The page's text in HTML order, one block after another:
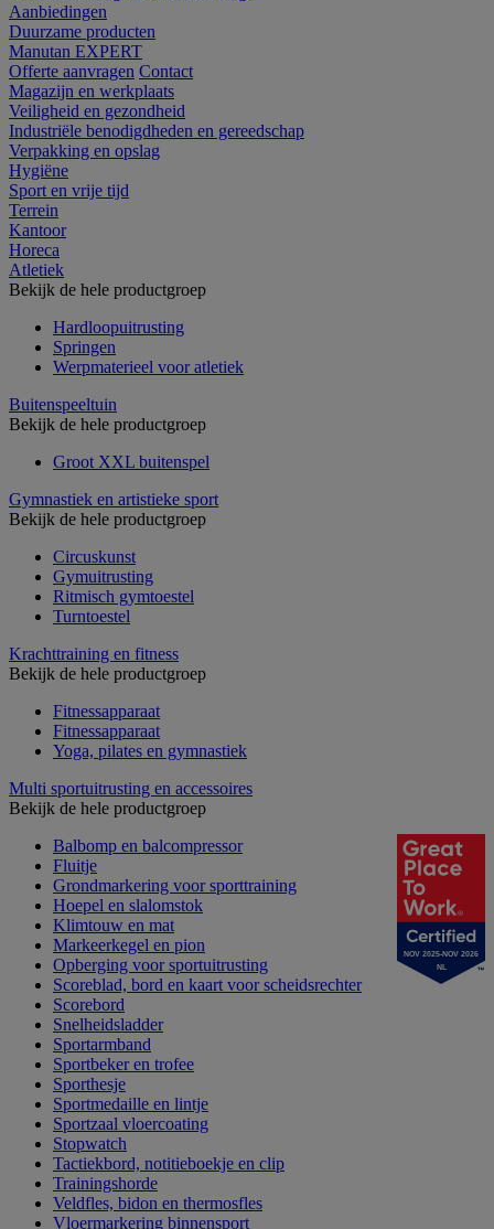
Aanbiedingen
Duurzame producten
Manutan EXPERT
Offerte aanvragen Contact
Magazijn en werkplaats
Veiligheid en gezondheid
Industriële benodigdheden en gereedschap
Verpakking en opslag
Hygiëne
Sport en vrije tijd
Terrein
Kantoor
Horeca
Atletiek
Bekijk de hele productgroep
Hardloopuitrusting
Springen
Werpmaterieel voor atletiek
Buitenspeeltuin
Bekijk de hele productgroep
Groot XXL buitenspel
Gymnastiek en artistieke sport
Bekijk de hele productgroep
Circuskunst
Gymuitrusting
Ritmisch gymtoestel
Turntoestel
Krachttraining en fitness
Bekijk de hele productgroep
Fitnessapparaat
Fitnessapparaat
Yoga, pilates en gymnastiek
Multi sportuitrusting en accessoires
Bekijk de hele productgroep
Balbomp en balcompressor
Fluitje
Grondmarkering voor sporttraining
Hoepel en slalomstok
Klimtouw en mat
Markeerkegel en pion
Opberging voor sportuitrusting
Scoreblad, bord en kaart voor scheidsrechter
Scorebord
Snelheidsladder
Sportarmband
Sportbeker en trofee
Sporthesje
Sportmedaille en lintje
Sportzaal vloercoating
Stopwatch
Tactiekbord, notitieboekje en clip
Trainingshorde
Veldfles, bidon en thermosfles
Vloermarkering binnensport
NOV 2025-NOV 2026
NL